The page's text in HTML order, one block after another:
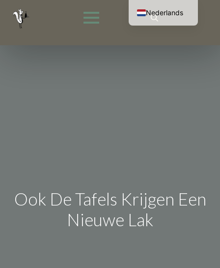
Ook De Tafels Krijgen Een
Nieuwe Lak
Nederlands
English (UK)